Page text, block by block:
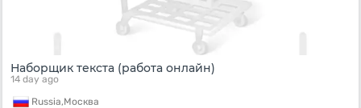
Наборщик текста (работа онлайн)
14 day ago
Russia,Москва